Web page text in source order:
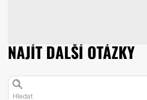
NAJÍT DALŠÍ OTÁZKY